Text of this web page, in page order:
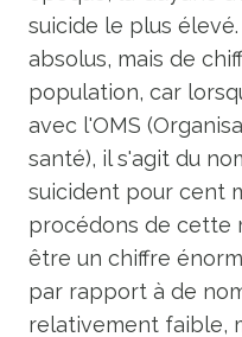
suicide le plus
absolus, mais de
population, car
avec l'OMS
santé), il s'agit du
suicident pour cent
procédons de cette
être un chiffre
par rapport à de
relativement faible,